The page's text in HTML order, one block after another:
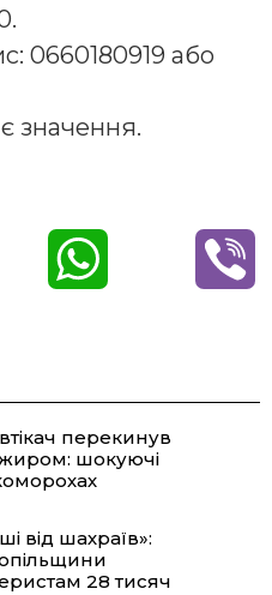
0660180919 або
значення.
t
перекинув
шокуючі
від шахраїв»:
28 тисяч